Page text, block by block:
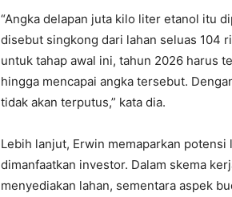
“Angka delapan juta kilo liter etanol itu
disebut singkong dari lahan seluas 104
untuk tahap awal ini, tahun 2026 harus
hingga mencapai angka tersebut.
tidak akan terputus,” kata dia.
Lebih lanjut, Erwin memaparkan
dimanfaatkan investor. Dalam skema
menyediakan lahan, sementara aspek